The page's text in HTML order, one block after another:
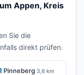
Appen, Kreis
Sie die
direkt prüfen.
Pinneberg 3,6 km